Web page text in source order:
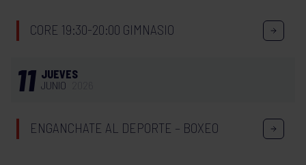
CORE 19:30-20:00 GIMNASIO
11 JUEVES
JUNIO
ENGANCHATE AL DEPORTE – BOXEO